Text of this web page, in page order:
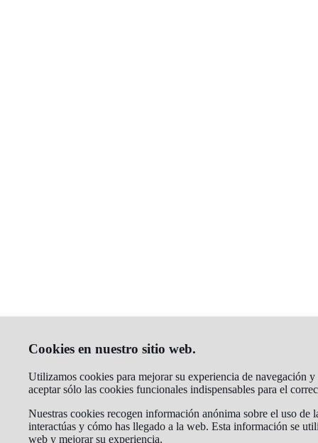
Cookies en nuestro sitio web.
Utilizamos cookies para mejorar su experiencia de navegación
aceptar sólo las cookies funcionales indispensables para el
Nuestras cookies recogen información anónima sobre el uso de
interactúas y cómo has llegado a la web. Esta información se
web y mejorar su experiencia.